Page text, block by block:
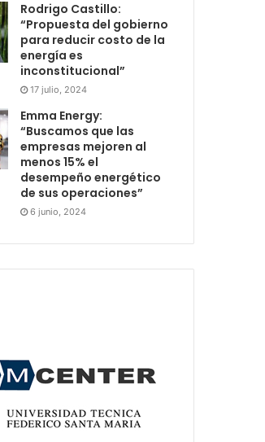
Rodrigo Castillo:
“Propuesta del gobierno
para reducir costo de la
energía es
inconstitucional”
17 julio, 2024
Emma Energy:
“Buscamos que las
empresas mejoren al
menos 15% el
desempeño energético
de sus operaciones”
6 junio, 2024